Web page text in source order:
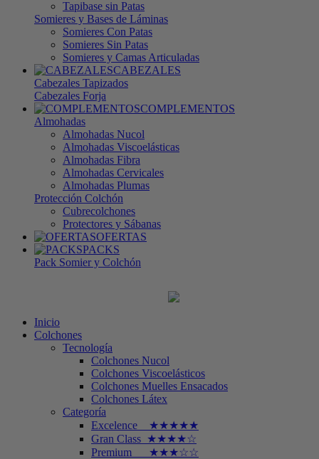
Tapibase sin Patas
Somieres y Bases de Láminas
Somieres Con Patas
Somieres Sin Patas
Somieres y Camas Articuladas
CABEZALES
Cabezales Tapizados
Cabezales Forja
COMPLEMENTOS
Almohadas
Almohadas Nucol
Almohadas Viscoelásticas
Almohadas Fibra
Almohadas Cervicales
Almohadas Plumas
Protección Colchón
Cubrecolchones
Protectores y Sábanas
OFERTAS
PACKS
Pack Somier y Colchón
Inicio
Colchones
Tecnología
Colchones Nucol
Colchones Viscoelásticos
Colchones Muelles Ensacados
Colchones Látex
Categoría
Excelence ★★★★★
Gran Class ★★★★☆
Premium ★★★☆☆